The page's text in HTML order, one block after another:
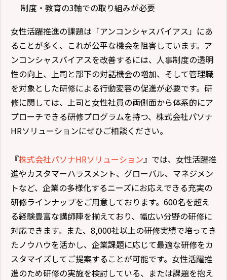
制度・教育の3軸での取り組みが必要
女性活躍推進の課題は「アンコンシャスバイアス」にあ
ることが多く、これが公平な機会を阻害しています。ア
ンコンシャスバイアスを改善するには、人事制度の透明
性の向上、上司と部下の対話機会の増加、そして管理職
を対象とした研修による行動変容の促進が必要です。研
修に関しては、上司と女性社員の両側面から体系的にア
プローチできる研修プログラムを持つ、株式会社パソナ
HRソリューションにぜひご相談ください。
『株式会社パソナHRソリューション』では、女性活躍推
進やカスタマーハラスメント、グローバル、マネジメン
トなど、企業の多様化するニーズにお応えできる充実の
研修ラインナップをご用意しております。600名を超え
る経験豊富な講師陣を揃えており、幅広い分野の研修に
対応できます。また、8,000社以上の研修実績で培ってき
たノウハウを活かし、企業課題に応じて最適な研修をカ
スタマイズしてご提案することが可能です。女性活躍推
進のため研修の実施を検討している、または課題を抱え